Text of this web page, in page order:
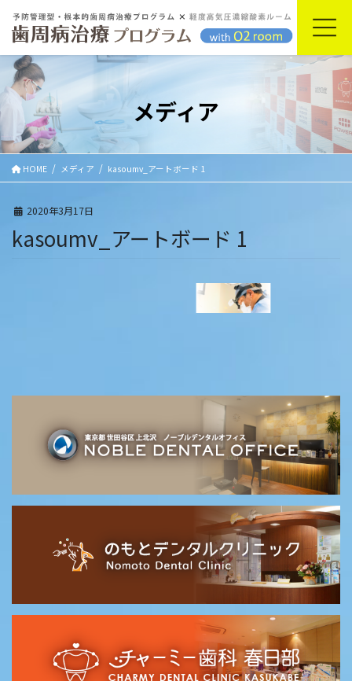
ン
に
動
ー
ョ
に
移
動
メディア
HOME メディア kasoumv_アートボード 1
2020年3月17日
kasoumv_アートボード 1